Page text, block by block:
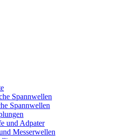
Spannwellen
Spannwellen
und Adpater
Messerwellen